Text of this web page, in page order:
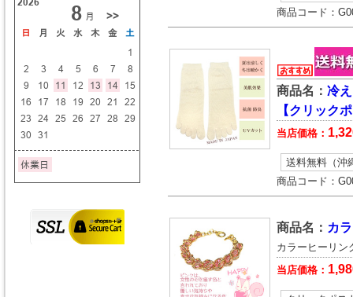
商品コード：
商品名： 冷
【クリック
当店価格：
送料無料（沖
商品コード：
商品名： カ
カラーヒーリン
当店価格：